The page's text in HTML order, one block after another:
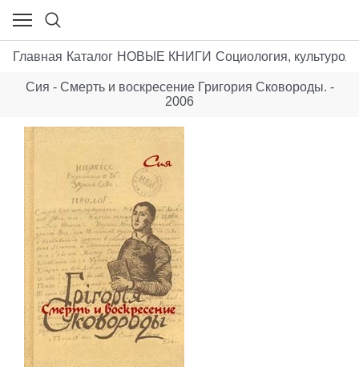
Главная Каталог НОВЫЕ КНИГИ Социология,
Сия - Смерть и воскресение Григория Сковороды. -
2006